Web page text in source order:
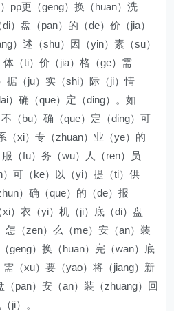
pp更（geng）换（huan）洗
）盘（pan）的（de）价（jia）
）述（shu）因（yin）素（su）
（ti）价（jia）格（ge）需
据（ju）实（shi）际（ji）情
）确（que）定（ding）。如
不（bu）确（que）定（ding）可
（xi）专（zhuan）业（ye）的
服（fu）务（wu）人（ren）员
）可（ke）以（yi）提（ti）供
）确（que）的（de）报
xi）衣（yi）机（ji）底（di）盘
怎（zen）么（me）安（an）装
geng）换（huan）完（wan）底
需（xu）要（yao）将（jiang）新
（pan）安（an）装（zhuang）回
ji）。